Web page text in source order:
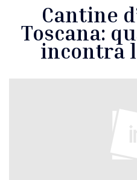
Cantine
Toscana:
incontra